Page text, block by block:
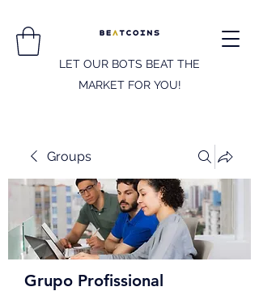
LET OUR BOTS BEAT THE
MARKET FOR YOU!
Groups
Grupo Profissional